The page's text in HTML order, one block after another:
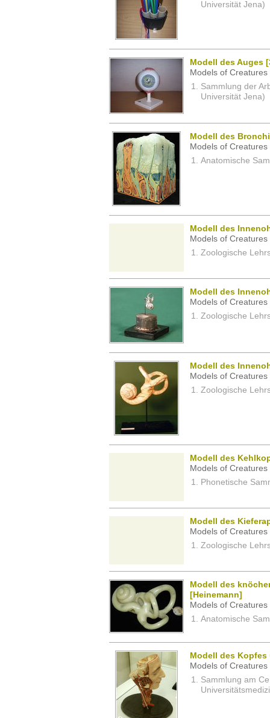
Universität Jena)
Modell des Auges
Models of
Sammlung der
Universität Jena)
Modell des
Models of
Anatomische
Modell des
Models of
Zoologische
Modell des
Models of
Zoologische
Modell des
Models of
Zoologische
Modell des
Models of
Phonetische
Modell des
Models of
Zoologische
Modell des
[Heinemann]
Models of
Anatomische
Modell des
Models of
Sammlung am